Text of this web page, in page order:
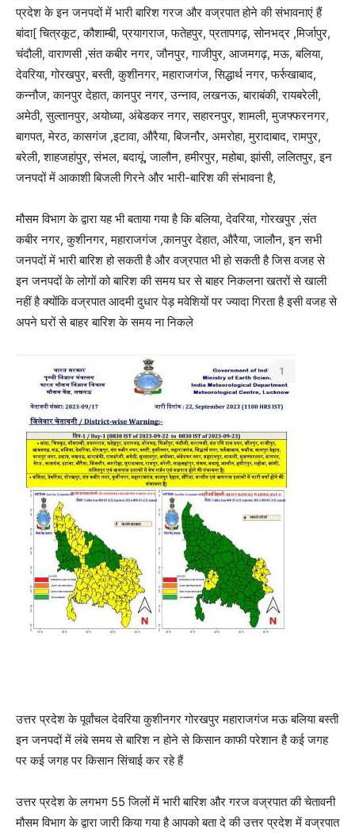
प्रदेश के इन जनपदों में भारी बारिश गरज और वज्रपात होने की संभावनाएं हैं
बांदा[ चित्रकूट, कौशाम्बी, प्रयागराज, फतेहपुर, प्रतापगढ़, सोनभद्र ,मिर्जापुर,
चंदौली, वाराणसी ,संत कबीर नगर, जौनपुर, गाजीपुर, आजमगढ़, मऊ, बलिया,
देवरिया, गोरखपुर, बस्ती, कुशीनगर, महाराजगंज, सिद्धार्थ नगर, फर्रुखाबाद,
कन्नौज, कानपुर देहात, कानपुर नगर, उन्नाव, लखनऊ, बाराबंकी, रायबरेली,
अमेठी, सुल्तानपुर, अयोध्या, अंबेडकर नगर, सहारनपुर, शामली, मुजफ्फरनगर,
बागपत, मेरठ, कासगंज ,इटावा, औरैया, बिजनौर, अमरोहा, मुरादाबाद, रामपुर,
बरेली, शाहजहांपुर, संभल, बदायूं, जालौन, हमीरपुर, महोबा, झांसी, ललितपुर, इन
जनपदों में आकाशी बिजली गिरने और भारी-बारिश की संभावना है,
मौसम विभाग के द्वारा यह भी बताया गया है कि बलिया, देवरिया, गोरखपुर ,संत
कबीर नगर, कुशीनगर, महाराजगंज ,कानपुर देहात, औरैया, जालौन, इन सभी
जनपदों में भारी बारिश हो सकती है और वज्रपात भी हो सकती है जिस वजह से
इन जनपदों के लोगों को बारिश की समय घर से बाहर निकलना खतरों से खाली
नहीं है क्योंकि वज्रपात आदमी दुधार पेड़ मवेशियों पर ज्यादा गिरता है इसी वजह से
अपने घरों से बाहर बारिश के समय ना निकले
उत्तर प्रदेश के पूर्वांचल देवरिया कुशीनगर गोरखपुर महाराजगंज मऊ बलिया बस्ती
इन जनपदों में लंबे समय से बारिश न होने से किसान काफी परेशान है कई जगह
पर कई जगह पर किसान सिंचाई कर रहे हैं
उत्तर प्रदेश के लगभग 55 जिलों में भारी बारिश और गरज वज्रपात की चेतावनी
मौसम विभाग के द्वारा जारी किया गया है आपको बता दे की उत्तर प्रदेश में वज्रपात